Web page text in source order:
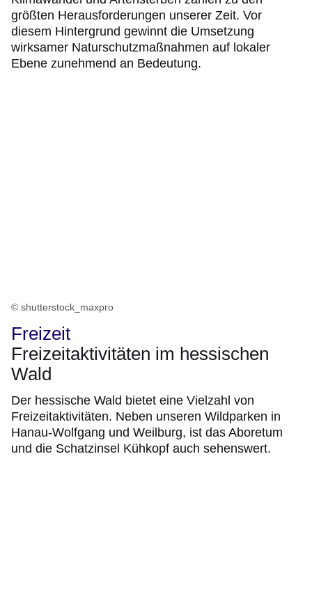
größten Herausforderungen unserer Zeit. Vor
diesem Hintergrund gewinnt die Umsetzung
wirksamer Naturschutzmaßnahmen auf lokaler
Ebene zunehmend an Bedeutung.
© shutterstock_maxpro
Freizeit
Freizeitaktivitäten im hessischen
Wald
Der hessische Wald bietet eine Vielzahl von
Freizeitaktivitäten. Neben unseren Wildparken in
Hanau-Wolfgang und Weilburg, ist das Aboretum
und die Schatzinsel Kühkopf auch sehenswert.